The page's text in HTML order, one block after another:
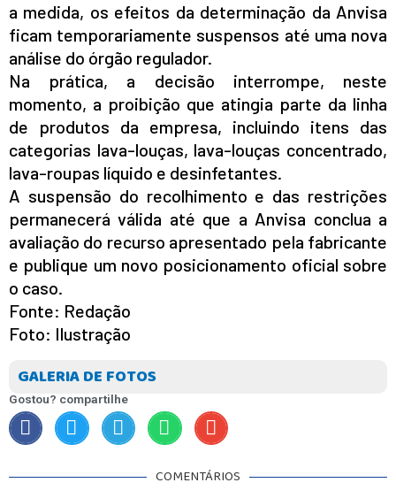
a medida, os efeitos da determinação da Anvisa
ficam temporariamente suspensos até uma nova
análise do órgão regulador.
Na prática, a decisão interrompe, neste
momento, a proibição que atingia parte da linha
de produtos da empresa, incluindo itens das
categorias lava-louças, lava-louças concentrado,
lava-roupas líquido e desinfetantes.
A suspensão do recolhimento e das restrições
permanecerá válida até que a Anvisa conclua a
avaliação do recurso apresentado pela fabricante
e publique um novo posicionamento oficial sobre
o caso.
Fonte: Redação
Foto: Ilustração
GALERIA DE FOTOS
Gostou? compartilhe
COMENTÁRIOS